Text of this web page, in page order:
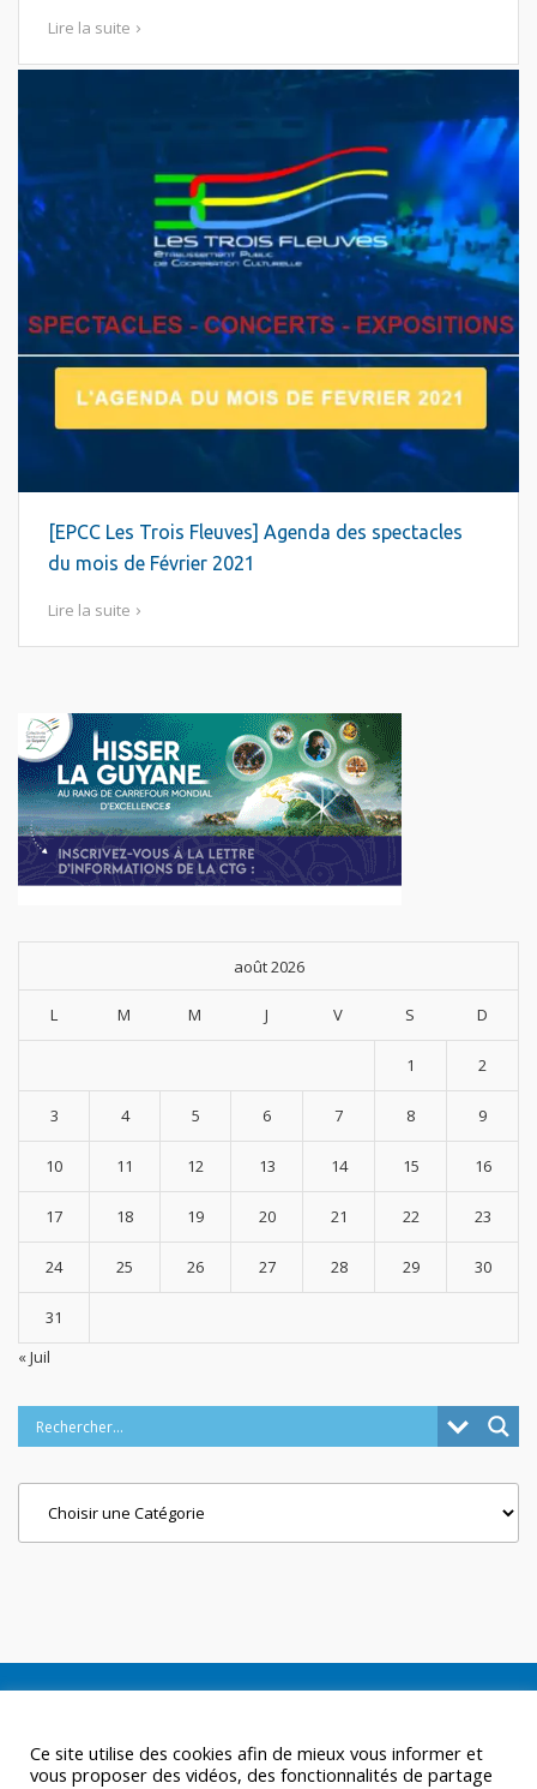
Lire la suite
[EPCC Les Trois Fleuves] Agenda des spectacles
du mois de Février 2021
Lire la suite
août 2026
L M M J V S D
1 2
3 4 5 6 7 8 9
10 11 12 13 14 15 16
17 18 19 20 21 22 23
24 25 26 27 28 29 30
31
« Juil
Ce site utilise des cookies afin de mieux vous informer et
vous proposer des vidéos, des fonctionnalités de partage